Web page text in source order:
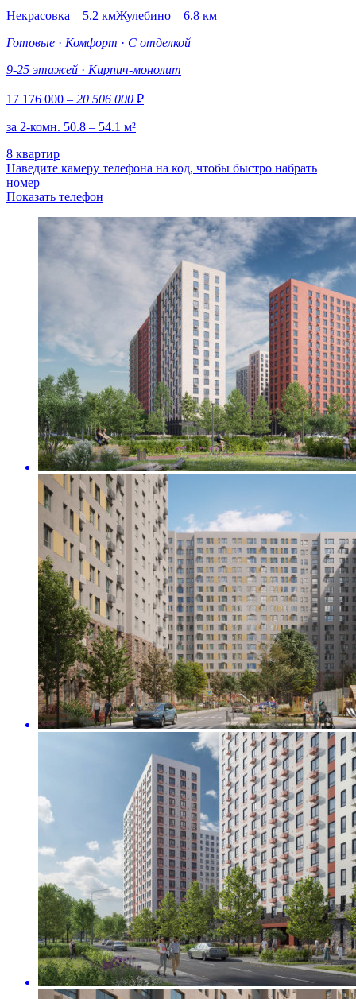
Некрасовка – 5.2 кмЖулебино – 6.8 км
Готовые · Комфорт · С отделкой
9-25 этажей · Кирпич-монолит
17 176 000 – 20 506 000 ₽
за 2-комн. 50.8 – 54.1 м²
8 квартир
Наведите камеру телефона на код, чтобы быстро набрать
номер
Показать телефон